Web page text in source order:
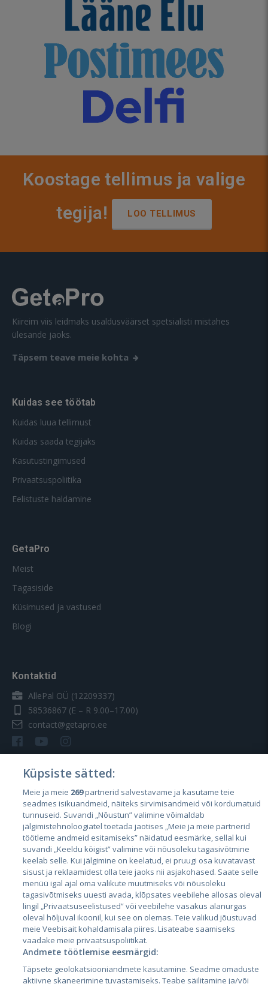
Koostage tellimus ja valige
tegija!
LOO TELLIMUS
Kiireim viis leidmaks usaldusväärset spetsialisti mistahes
ülesande jaoks.
Täpsem teave meie kohta
Kuidas see töötab
Kuidas luua tellimust
Kuidas saada tegijaks
Kasutustingimused
Privaatsuspoliitika
Eelistuste haldamine
GetaPro
Meist
Tagasiside
Küsimused ja vastused
Blogi
Kontaktid
AllePal OÜ (12209337)
58536867 (E – R 9.00–17.00)
contact@getapro.ee
Riigid
Eesti
Läti
Leedu
City24.lv
City24.ee
CVbankas.lt
Kainos.lt
Küpsiste sätted:
Meie ja meie 269partnerid salvestavame ja kasutame teie
seadmes isikuandmeid, näiteks sirvimisandmeid või kordumatuid
tunnuseid. Suvandi „Nõustun” valimine võimaldab
jälgimistehnoloogiatel toetada jaotises „Meie ja meie partnerid
töötleme andmeid esitamiseks” näidatud eesmärke, sellal kui
suvandi „Keeldu kõigist” valimine või nõusoleku tagasivõtmine
keelab selle. Kui jälgimine on keelatud, ei pruugi osa kuvatavast
sisust ja reklaamidest olla teie jaoks nii asjakohased. Saate selle
menüü igal ajal oma valikute muutmiseks või nõusoleku
tagasivõtmiseks uuesti avada, klõpsates veebilehe allosas oleval
lingil „Privaatsuseelistused” või veebilehe vasakus alanurgas
oleval hõljuval ikoonil, kui see on olemas. Teie valikud jõustuvad
meie Veebisait kohaldamisala piires. Lisateabe saamiseks
vaadake meie privaatsuspoliitikat.
Andmete töötlemise eesmärgid:
Täpsete geolokatsiooniandmete kasutamine. Seadme omaduste
aktiivne skaneerimine tuvastamiseks. Teabe säilitamine ja/või